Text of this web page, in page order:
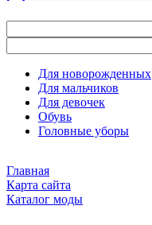
Для новорожденных
Для мальчиков
Для девочек
Обувь
Головные уборы
Главная
Карта сайта
Каталог моды